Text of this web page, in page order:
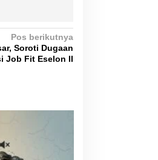
Pos berikutnya
Soroti Dugaan
Job Fit Eselon II